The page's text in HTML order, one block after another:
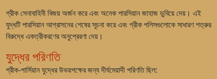
গ্রীক সেনাবাহিনী বিজয় অর্জন করে এবং অনেক পারসিয়ান জাহাজ ডুবিয়ে দেয়। এই
যুদ্ধটি পারসিয়ান আগ্রাসনের শেষের সূচনা করে এবং গ্রীক পলিসগুলোকে সাধারণ শত্রুর
বিরুদ্ধে একত্রীকরণের অনুপ্রেরণা দেয়।
যুদ্ধের পরিণতি
গ্রীক-পার্সিয়ান যুদ্ধের উভয়পক্ষের জন্য দীর্ঘমেয়াদী পরিণতি ছিল: